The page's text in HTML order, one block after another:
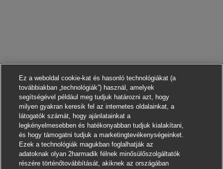
Ez a weboldal cookie-kat és hasonló technológiákat (a
továbbiakban „technológiák”) használ, amelyek
segítségével például meg tudjuk határozni azt, hogy
milyen gyakran keresik fel az internetes oldalainkat, a
látogatók számát, hogy ajánlatainkat a
legkényelmesebben és hatékonyabban tudjuk kialakítani,
és hogy támogatni tudjuk a marketingtevékenységeinket.
Ezek a technológiák magukban foglalhatják az
adatoknak olyan 2harmadik félnek minősülőszolgáltatók
részére történőtovábbítását, akiknek az országában